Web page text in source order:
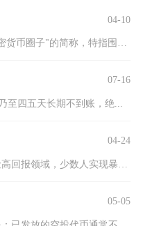
04-10
区块链币圈，是中文互联网对"加密货币圈子"的简称，特指围绕比...
07-16
至四五天长期不到账，绝...
04-24
05-05